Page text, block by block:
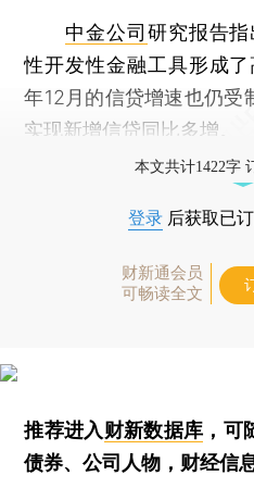
中金公司 研究报告
性开发性金融工具形成
年12月的信贷增速也仍受
实现新增信贷同比多增。
本文共计1422字
登录 后获取已
财新通会员
可畅读全文
推荐进入财新数据库 ，
债券、公司人物，财经信